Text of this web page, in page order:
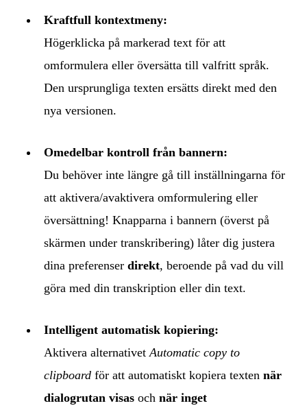
Kraftfull kontextmeny:
Högerklicka på markerad text för att
omformulera eller översätta till valfritt språk.
Den ursprungliga texten ersätts direkt med den
nya versionen.
Omedelbar kontroll från bannern:
Du behöver inte längre gå till inställningarna för
att aktivera/avaktivera omformulering eller
översättning! Knapparna i bannern (överst på
skärmen under transkribering) låter dig justera
dina preferenser direkt, beroende på vad du vill
göra med din transkription eller din text.
Intelligent automatisk kopiering:
Aktivera alternativetAutomatic copy to
clipboard för att automatiskt kopiera texten när
dialogrutan visas och när inget